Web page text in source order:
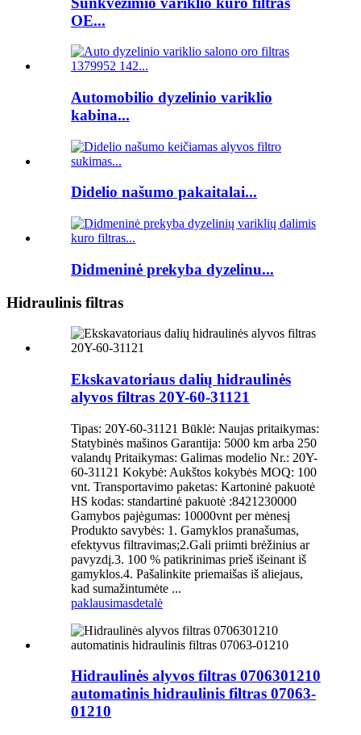
OE...
Automobilio dyzelinio variklio
kabina...
Didelio našumo pakaitalai...
Didmeninė prekyba dyzelinu...
Hidraulinis filtras
Ekskavatoriaus dalių hidraulinės
alyvos filtras 20Y-60-31121
Tipas: 20Y-60-31121 Būklė: Naujas pritaikymas:
Statybinės mašinos Garantija: 5000 km arba 250
valandų Pritaikymas: Galimas modelio Nr.: 20Y-
60-31121 Kokybė: Aukštos kokybės MOQ: 100
vnt. Transportavimo paketas: Kartoninė pakuotė
HS kodas: standartinė pakuotė :8421230000
Gamybos pajėgumas: 10000vnt per mėnesį
Produkto savybės: 1. Gamyklos pranašumas,
efektyvus filtravimas;2.Gali priimti brėžinius ar
pavyzdį.3. 100 % patikrinimas prieš išeinant iš
gamyklos.4. Pašalinkite priemaišas iš aliejaus,
kad sumažintumėte ...
paklausimasdetalė
Hidraulinės alyvos filtras 0706301210
automatinis hidraulinis filtras 07063-
01210